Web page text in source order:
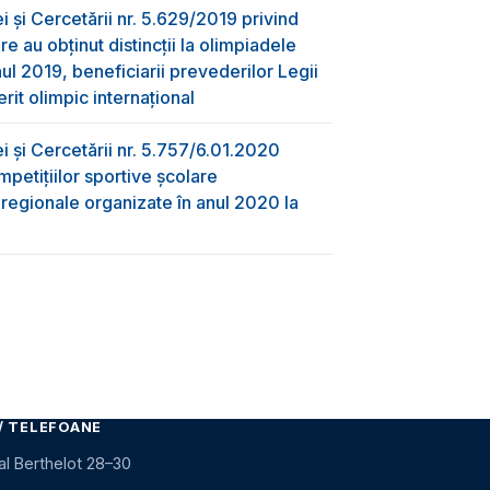
și Cercetării nr. 5.629/2019 privind
au obţinut distincţii la olimpiadele
2019, beneficiarii prevederilor Legii
olimpic internațional
și Cercetării nr. 5.757/6.01.2020
sportive școlare
organizate în anul 2020 la
TELEFOANE
Berthelot 28–30